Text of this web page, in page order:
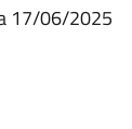
17/06/2025